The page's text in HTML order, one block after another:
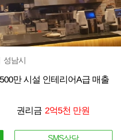
성남시
만 시설 인테리어A급 매출
권리금 2억5천 만원
SMS상담